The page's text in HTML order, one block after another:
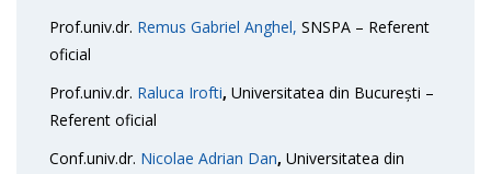
Prof.univ.dr. Remus Gabriel Anghel, SNSPA – Referent
oficial
Prof.univ.dr. Raluca Irofti, Universitatea din București –
Referent oficial
Conf.univ.dr. Nicolae Adrian Dan, Universitatea din